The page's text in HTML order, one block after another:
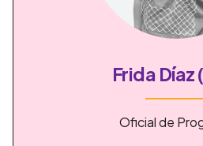
Frida Díaz
Oficial de